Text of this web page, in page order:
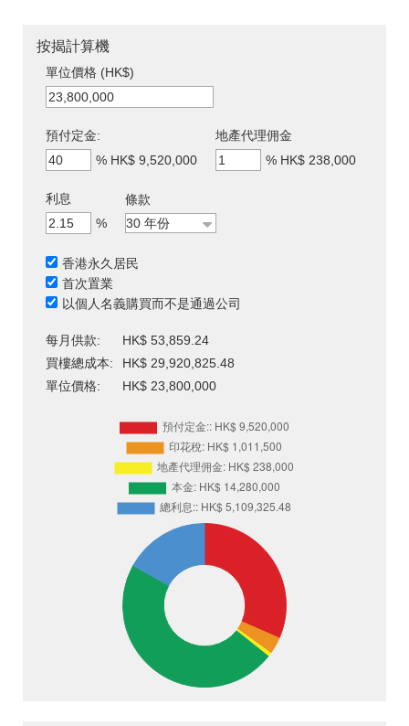
按揭計算機
單位價格 (HK$)
預付定金:
% HK$ 9,520,000
地產代理佣金
% HK$ 238,000
利息
%
條款
香港永久居民
首次置業
以個人名義購買而不是通過公司
每月供款:
HK$ 53,859.24
買樓總成本:
HK$ 29,920,825.48
單位價格:
HK$ 23,800,000